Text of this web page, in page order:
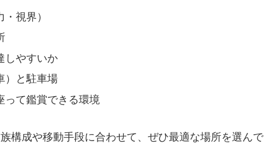
視界）
しやすいか
）と駐車場
って鑑賞できる環境
構成や移動手段に合わせて、ぜひ最適な場所を選んで